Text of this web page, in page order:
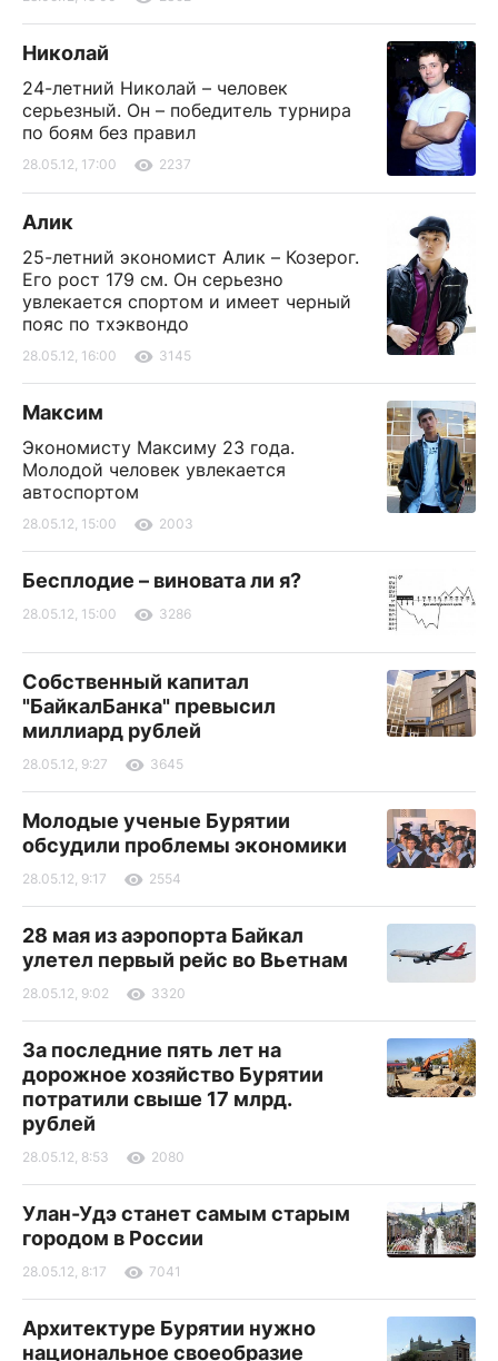
Николай
24-летний Николай – человек
серьезный. Он – победитель турнира
по боям без правил
28.05.12, 17:00 2237
Алик
25-летний экономист Алик – Козерог.
Его рост 179 см. Он серьезно
увлекается спортом и имеет черный
пояс по тхэквондо
28.05.12, 16:00 3145
Максим
Экономисту Максиму 23 года.
Молодой человек увлекается
автоспортом
28.05.12, 15:00 2003
Бесплодие – виновата ли я?
28.05.12, 15:00 3286
Собственный капитал
"БайкалБанка" превысил
миллиард рублей
28.05.12, 9:27 3645
Молодые ученые Бурятии
обсудили проблемы экономики
28.05.12, 9:17 2554
28 мая из аэропорта Байкал
улетел первый рейс во Вьетнам
28.05.12, 9:02 3320
За последние пять лет на
дорожное хозяйство Бурятии
потратили свыше 17 млрд.
рублей
28.05.12, 8:53 2080
Улан-Удэ станет самым старым
городом в России
28.05.12, 8:17 7041
Архитектуре Бурятии нужно
национальное своеобразие